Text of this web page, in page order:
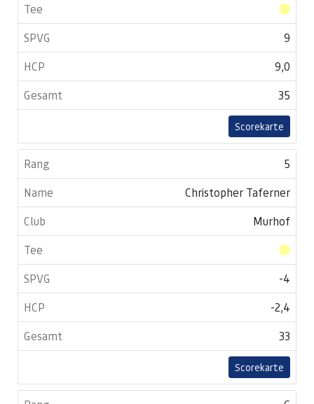
9
9,0
35
Scorekarte
5
Christopher Taferner
Murhof
-4
-2,4
33
Scorekarte